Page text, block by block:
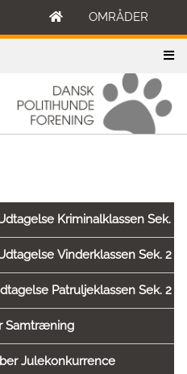
OMRÅDER
Kriminalklassen Sek. 2
Vinderklassen Sek. 2
Patruljeklassen Sek. 2
Samtræning
Julekonkurrence